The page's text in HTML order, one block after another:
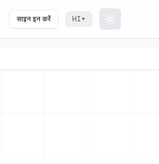
साइन इन करें HI▾
Toggle